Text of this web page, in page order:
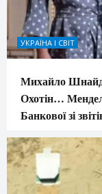
УКРАЇНА І СВІТ
Михайло
Охотін…
Банкової зі